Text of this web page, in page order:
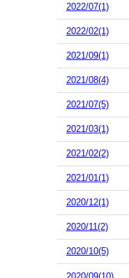
2022/07(1)
2022/02(1)
2021/09(1)
2021/08(4)
2021/07(5)
2021/03(1)
2021/02(2)
2021/01(1)
2020/12(1)
2020/11(2)
2020/10(5)